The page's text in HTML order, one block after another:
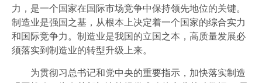
力，是一个国家在国际市场竞争中保持领先地位的关键。
制造业是强国之基，从根本上决定着一个国家的综合实力
和国际竞争力。制造业是我国的立国之本，高质量发展必
须落实到制造业的转型升级上来。
为贯彻习总书记和党中央的重要指示，加快落实制造